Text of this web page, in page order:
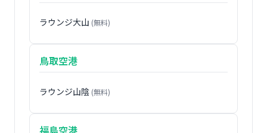
ラウンジ大山 (無料)
鳥取空港
ラウンジ山陰 (無料)